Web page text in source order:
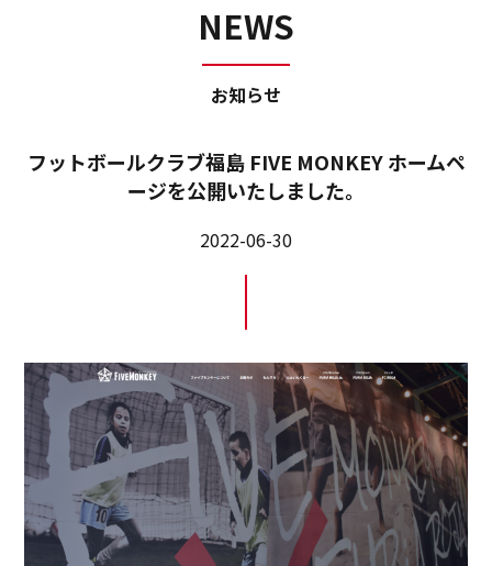
NEWS
お知らせ
フットボールクラブ福島 FIVE MONKEY ホームペ
ージを公開いたしました。
2022-06-30